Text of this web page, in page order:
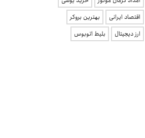
اقتصاد ایرانی
بهترین بروکر
ارز دیجیتال
بلیط اتوبوس